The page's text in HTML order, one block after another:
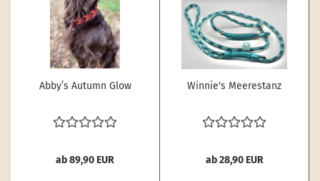
Abby’s Autumn Glow
ab 89,90 EUR
Winnie's Meerestanz
ab 28,90 EUR